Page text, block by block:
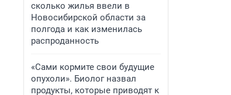
сколько жилья ввели в
Новосибирской области за
полгода и как изменилась
распроданность
«Сами кормите свои будущие
опухоли». Биолог назвал
продукты, которые приводят к